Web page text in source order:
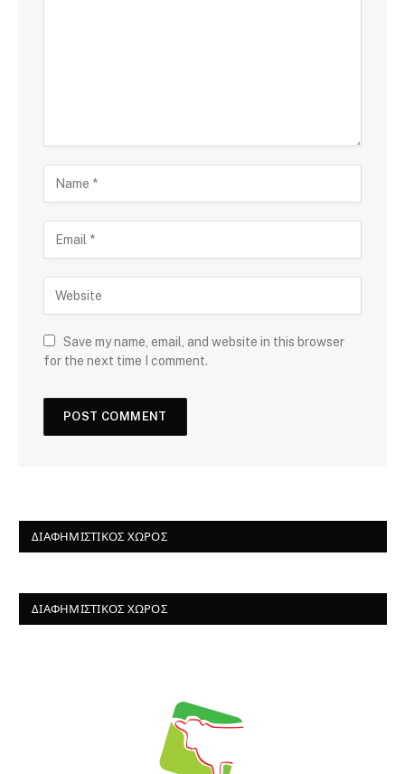
Save my name, email, and website in this browser
for the next time I comment.
ΔΙΑΦΗΜΙΣΤΙΚΌΣ ΧΏΡΟΣ
ΔΙΑΦΗΜΙΣΤΙΚΌΣ ΧΏΡΟΣ